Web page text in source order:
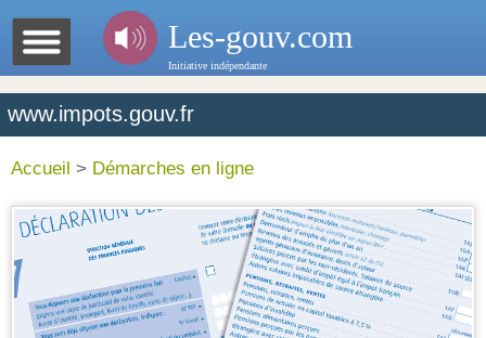
Les-gouv.com
Initiative indépendante
www.impots.gouv.fr
Accueil > Démarches en ligne